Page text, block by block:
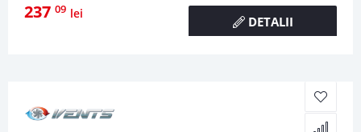
237 09 lei
DETALII